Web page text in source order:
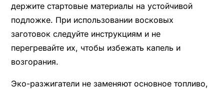
держите стартовые материалы на устойчивой
подложке. При использовании восковых
заготовок следуйте инструкциям и не
перегревайте их, чтобы избежать капель и
возгорания.
Эко-разжигатели не заменяют основное топливо,